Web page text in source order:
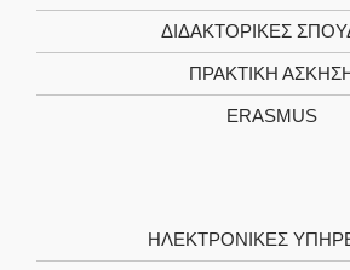
ΔΙΔΑΚΤΟΡΙΚΕΣ
ΠΡΑΚΤΙΚΗ
ERASMUS
ΗΛΕΚΤΡΟΝΙΚΕΣ